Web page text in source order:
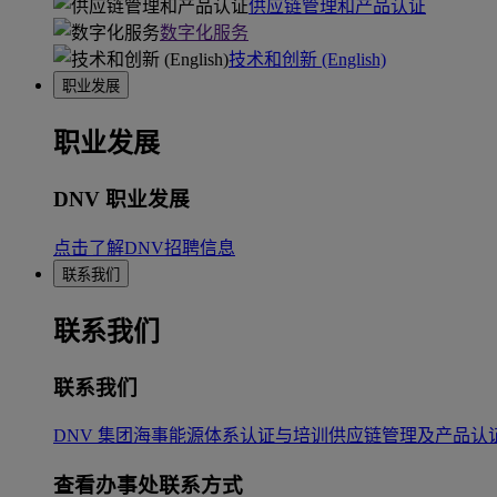
供应链管理和产品认证
数字化服务
技术和创新 (English)
职业发展
职业发展
DNV 职业发展
点击了解DNV招聘信息
联系我们
联系我们
联系我们
DNV 集团 海事能源体系认证与培训 供应链管理及产品认
查看办事处联系方式